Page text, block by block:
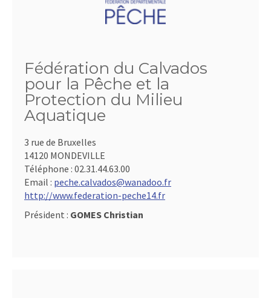
Fédération du Calvados
pour la Pêche et la
Protection du Milieu
Aquatique
3 rue de Bruxelles
14120 MONDEVILLE
Téléphone : 02.31.44.63.00
Email : peche.calvados@wanadoo.fr
http://www.federation-peche14.fr
Président : GOMES Christian